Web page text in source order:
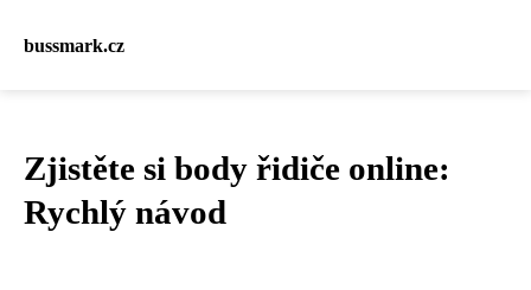
bussmark.cz
Zjistěte si body řidiče online:
Rychlý návod